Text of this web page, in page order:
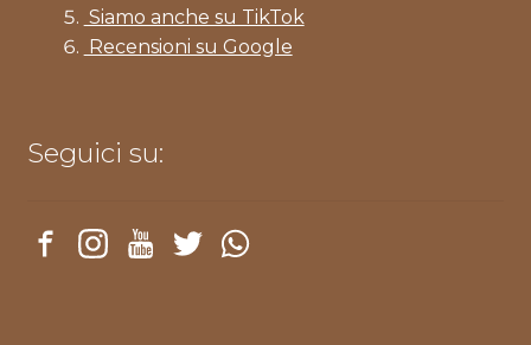
Siamo anche su TikTok
Recensioni su Google
Seguici su: